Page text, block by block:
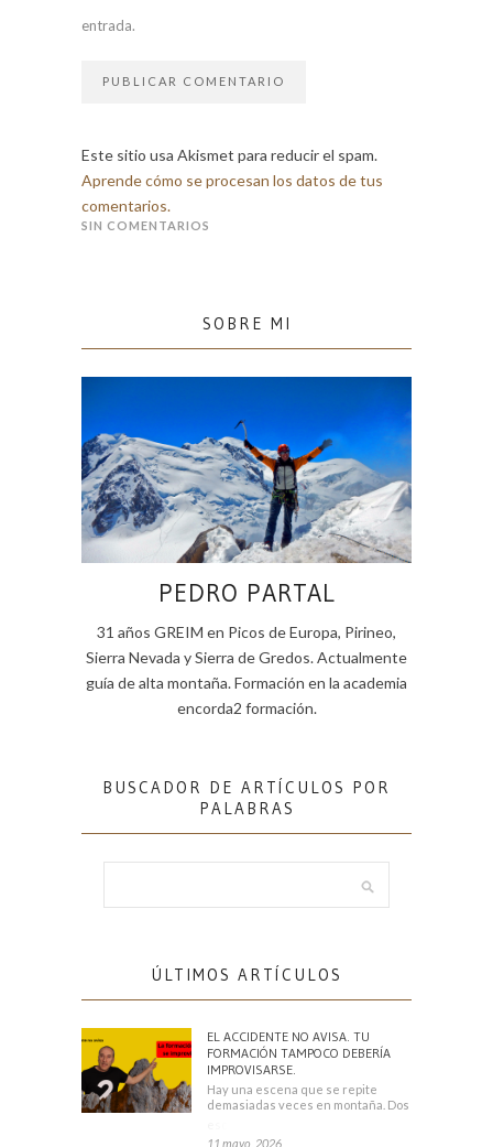
entrada.
Este sitio usa Akismet para reducir el spam.
Aprende cómo se procesan los datos de tus
comentarios.
SIN COMENTARIOS
SOBRE MI
PEDRO PARTAL
31 años GREIM en Picos de Europa, Pirineo,
Sierra Nevada y Sierra de Gredos. Actualmente
guía de alta montaña. Formación en la academia
encorda2 formación.
BUSCADOR DE ARTÍCULOS POR
PALABRAS
ÚLTIMOS ARTÍCULOS
EL ACCIDENTE NO AVISA. TU
FORMACIÓN TAMPOCO DEBERÍA
IMPROVISARSE.
Hay una escena que se repite
demasiadas veces en montaña. Dos
11 mayo, 2026